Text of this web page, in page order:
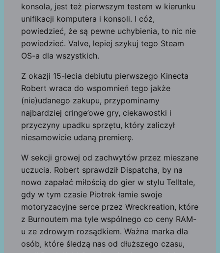
konsola, jest też pierwszym testem w kierunku
unifikacji komputera i konsoli. I cóż,
powiedzieć, że są pewne uchybienia, to nic nie
powiedzieć. Valve, lepiej szykuj tego Steam
OS-a dla wszystkich.
Z okazji 15-lecia debiutu pierwszego Kinecta
Robert wraca do wspomnień tego jakże
(nie)udanego zakupu, przypominamy
najbardziej cringe’owe gry, ciekawostki i
przyczyny upadku sprzętu, który zaliczył
niesamowicie udaną premierę.
W sekcji growej od zachwytów przez mieszane
uczucia. Robert sprawdził Dispatcha, by na
nowo zapałać miłością do gier w stylu Telltale,
gdy w tym czasie Piotrek łamie swoje
motoryzacyjne serce przez Wreckreation, które
z Burnoutem ma tyle wspólnego co ceny RAM-
u ze zdrowym rozsądkiem. Ważna marka dla
osób, które śledzą nas od dłuższego czasu,